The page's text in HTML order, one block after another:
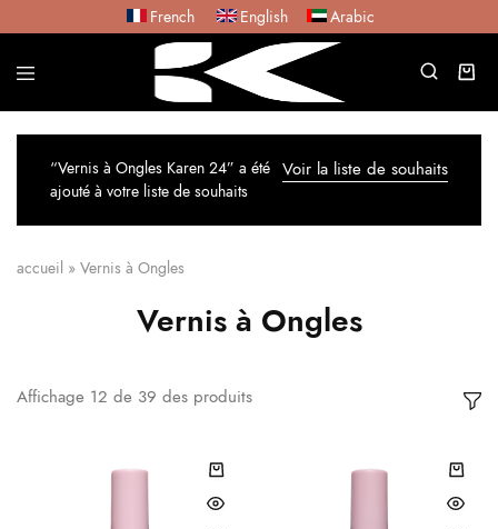
French English Arabic
Voir la liste de souhaits
“Vernis à Ongles Karen 24” a été
ajouté à votre liste de souhaits
accueil » Vernis à Ongles
Vernis à Ongles
Affichage 12 de 39 des produits